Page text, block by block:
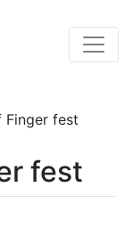
Finger fest
fest